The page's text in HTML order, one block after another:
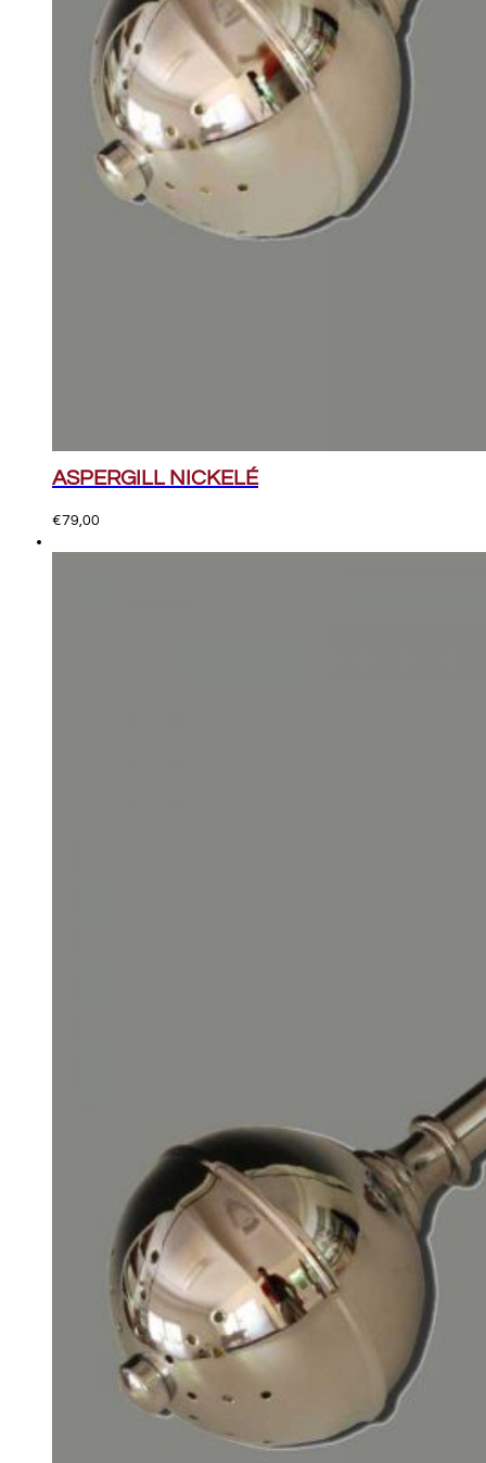
ASPERGILL NICKELÉ
€79,00